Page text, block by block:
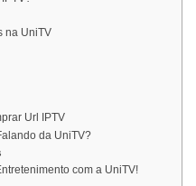
na UniTV
Url IPTV
da UniTV?
com a UniTV!